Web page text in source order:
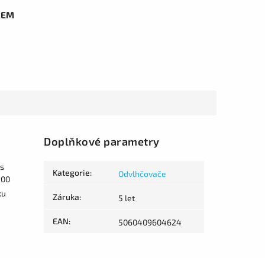
Doplňkové parametry
Kategorie: Odvlhčovače
Záruka: 5 let
EAN: 5060409604624